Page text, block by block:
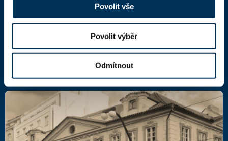
Povolit vše
Povolit výběr
Odmítnout
DIČ: CZ66000777